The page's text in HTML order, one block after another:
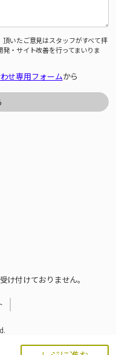
いたご意見はスタッフがすべて拝
・サイト改善を行ってまいりま
せ専用フォームから
け付けておりません。